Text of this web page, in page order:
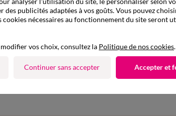
idées de Sous-vêtements thermiques
des publicités adaptées à vos goûts. Vous pouvez
cookies nécessaires au fonctionnement du site seront
vos choix, consultez la Politique de nos cookies.
Continuer sans accepter Accepter et